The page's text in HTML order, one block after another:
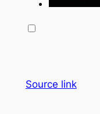
Source link